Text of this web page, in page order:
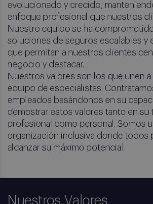
evolucionado y crecido,
enfoque profesional que nuestros
Nuestro equipo se ha
soluciones de seguros escalables y
que permitan a nuestros clientes
negocio y destacar.
Nuestros valores son los que unen
equipo de especialistas.
empleados basándonos en su
demostrar estos valores tanto en su
profesional como personal. Somos
organización inclusiva donde todos
alcanzar su máximo potencial.
Nuestros Valores